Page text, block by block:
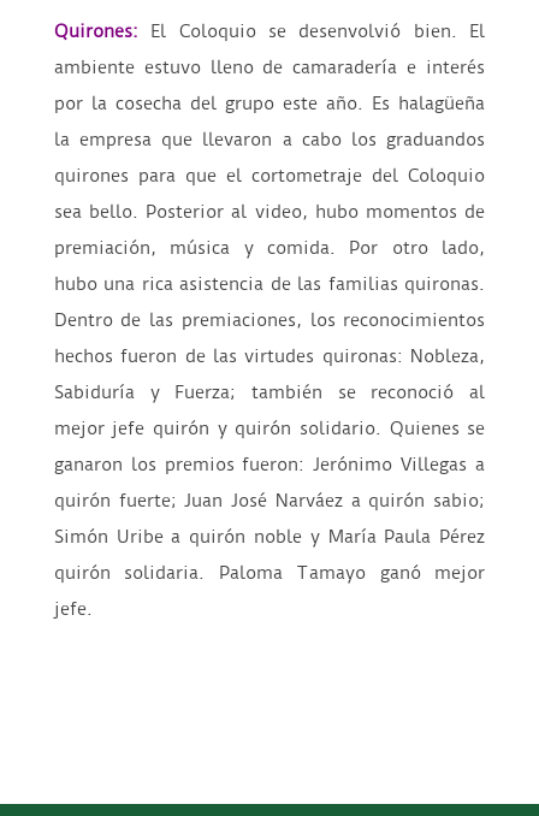
Quirones: El Coloquio se desenvolvió bien. El
ambiente estuvo lleno de camaradería e interés
por la cosecha del grupo este año. Es halagüeña
la empresa que llevaron a cabo los graduandos
quirones para que el cortometraje del Coloquio
sea bello. Posterior al video, hubo momentos de
premiación, música y comida. Por otro lado,
hubo una rica asistencia de las familias quironas.
Dentro de las premiaciones, los reconocimientos
hechos fueron de las virtudes quironas: Nobleza,
Sabiduría y Fuerza; también se reconoció al
mejor jefe quirón y quirón solidario. Quienes se
ganaron los premios fueron: Jerónimo Villegas a
quirón fuerte; Juan José Narváez a quirón sabio;
Simón Uribe a quirón noble y María Paula Pérez
quirón solidaria. Paloma Tamayo ganó mejor
jefe.